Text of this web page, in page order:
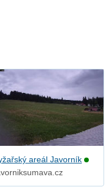
areál Javorník